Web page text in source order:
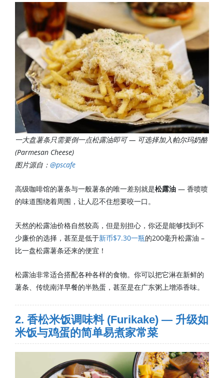
一大盘薯条只需要倒一点松露油即可 — 可选择加入帕尔玛奶酪
(Parmesan Cheese)
图片源自： @pscafe
高级咖啡馆的薯条与一般薯条的唯一差别就是松露油 — 香喷喷
的味道围绕着周围，让人忍不住想要咬一口。
天然的松露油价格自然较高，但是别担心，你还是能够找到不
少廉价的选择，甚至是低于新币$7.30一瓶的200毫升松露油 –
比一盘松露薯条还来的便宜！
松露油非常适合搭配各种各样的食物。你可以把它淋在新鲜的
薯条、传统南洋早餐的半熟蛋，甚至是在广东粥上增添香味。
2. 香松米饭调味料 (Furikake) — 升级如
米饭与鸡蛋的简单易煮家常菜